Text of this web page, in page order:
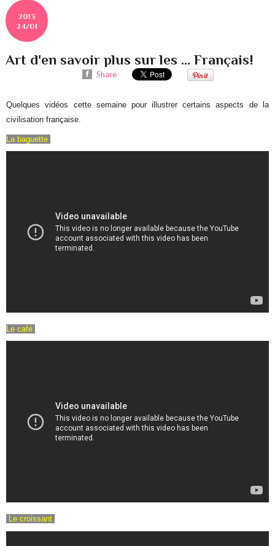
2013
24/01
Art d'en savoir plus sur les ... Français!
Share
Quelques vidéos cette semaine pour illustrer certains aspects de la
civilisation française.
La baguette
Le café
Le croissant